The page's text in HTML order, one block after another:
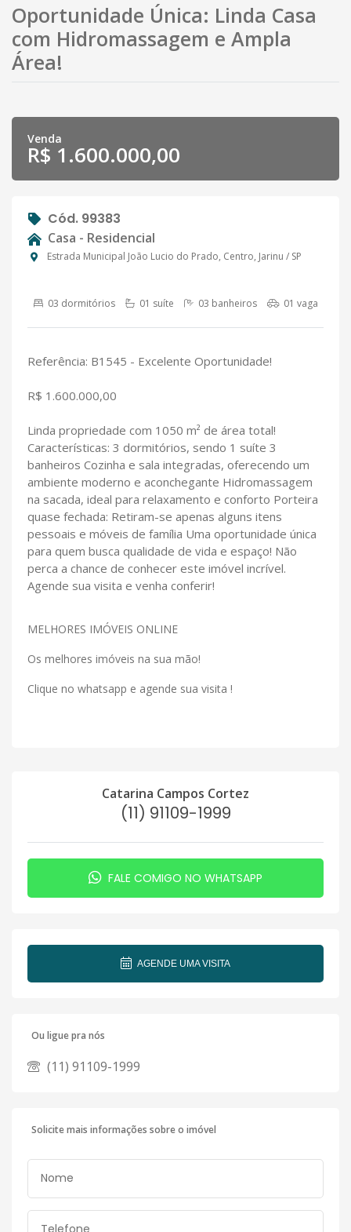
Oportunidade Única: Linda Casa
com Hidromassagem e Ampla
Área!
Venda
R$ 1.600.000,00
Cód. 99383
Casa - Residencial
Estrada Municipal João Lucio do Prado, Centro, Jarinu / SP
03 dormitórios 01 suíte 03 banheiros 01 vaga
Referência: B1545 - Excelente Oportunidade!
R$ 1.600.000,00
Linda propriedade com 1050 m² de área total!
Características: 3 dormitórios, sendo 1 suíte 3
banheiros Cozinha e sala integradas, oferecendo um
ambiente moderno e aconchegante Hidromassagem
na sacada, ideal para relaxamento e conforto Porteira
quase fechada: Retiram-se apenas alguns itens
pessoais e móveis de família Uma oportunidade única
para quem busca qualidade de vida e espaço! Não
perca a chance de conhecer este imóvel incrível.
Agende sua visita e venha conferir!
MELHORES IMÓVEIS ONLINE
Os melhores imóveis na sua mão!
Clique no whatsapp e agende sua visita !
Catarina Campos Cortez
(11) 91109-1999
FALE COMIGO NO WHATSAPP
AGENDE UMA VISITA
Ou ligue pra nós
(11) 91109-1999
Solicite mais informações sobre o imóvel